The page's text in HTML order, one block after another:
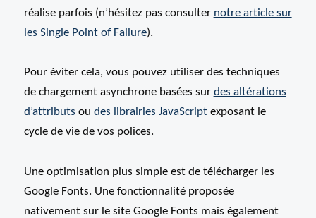
réalise parfois (n’hésitez pas consulter notre article sur
les Single Point of Failure).
Pour éviter cela, vous pouvez utiliser des techniques
de chargement asynchrone basées sur des altérations
d’attributs ou des librairies JavaScriptexposant le
cycle de vie de vos polices.
Une optimisation plus simple est de télécharger les
Google Fonts. Une fonctionnalité proposée
nativement sur le site Google Fonts mais également